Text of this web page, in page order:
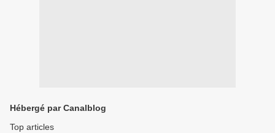
Hébergé par Canalblog
Top articles